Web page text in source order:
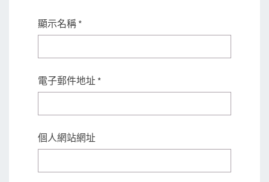
顯示名稱 *
電子郵件地址 *
個人網站網址